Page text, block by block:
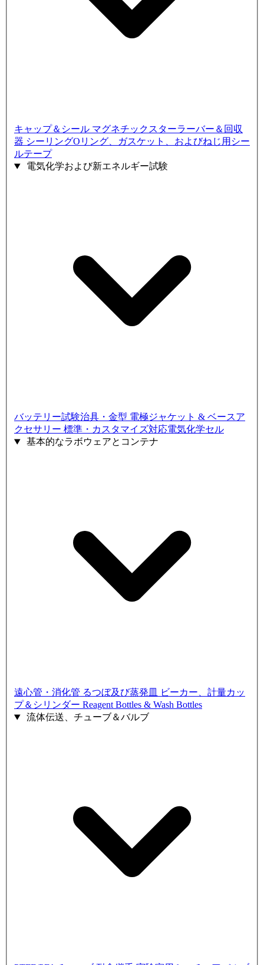
キャップ＆シール マグネチックスターラーバー＆回収
器 シーリングOリング、ガスケット、およびねじ用シー
ルテープ
電気化学および新エネルギー試験
バッテリー試験治具・金型 電極ジャケット & ベースア
クセサリー 標準・カスタマイズ対応電気化学セル
基本的なラボウェアとコンテナ
遠心管・消化管 るつぼ及び蒸発皿
ビーカー、計量カッ
プ＆シリンダー Reagent Bottles & Wash Bottles
流体伝送、チューブ＆バルブ